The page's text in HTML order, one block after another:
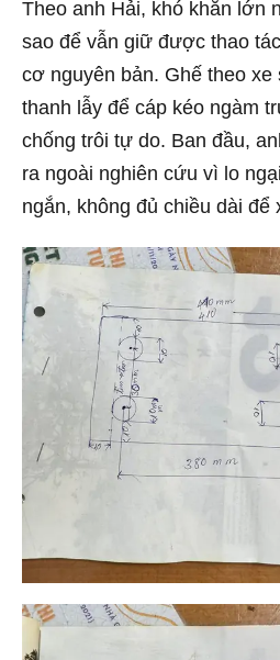
Theo anh Hải, khó khăn lớn
sao để vẫn giữ được thao
cơ nguyên bản. Ghế theo
thanh lẫy để cáp kéo ngàm
chống trôi tự do. Ban đầu,
ra ngoài nghiên cứu vì lo
ngắn, không đủ chiều dài để